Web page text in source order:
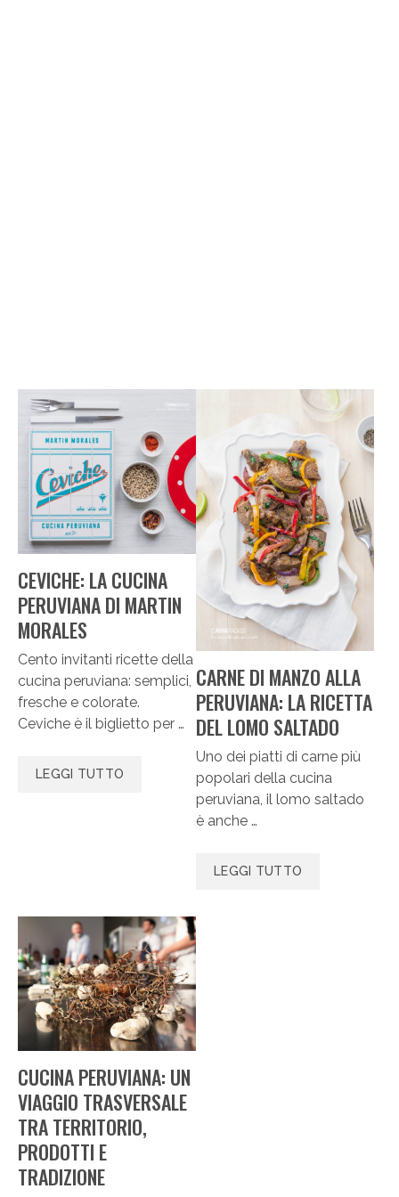
CEVICHE: LA CUCINA
PERUVIANA DI MARTIN
MORALES
Cento invitanti ricette della
cucina peruviana: semplici,
fresche e colorate.
Ceviche è il biglietto per …
LEGGI TUTTO
CARNE DI MANZO ALLA
PERUVIANA: LA RICETTA
DEL LOMO SALTADO
Uno dei piatti di carne più
popolari della cucina
peruviana, il lomo saltado
è anche …
LEGGI TUTTO
CUCINA PERUVIANA: UN
VIAGGIO TRASVERSALE
TRA TERRITORIO,
PRODOTTI E
TRADIZIONE